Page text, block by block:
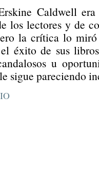
Caldwell
los lectores y de
la crítica lo miró
éxito de sus
u
sigue pareciendo